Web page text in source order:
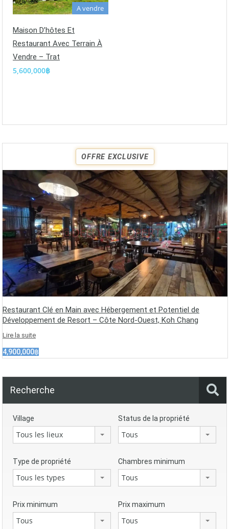
A vendre
Maison D’hôtes Et
Restaurant Avec Terrain À
Vendre – Trat
5,600,000฿
OFFRE EXCLUSIVE
Restaurant Clé en Main avec Hébergement et Potentiel de
Développement de Resort – Côte Nord-Ouest, Koh Chang
Lire la suite
4,900,000฿
Recherche
Village
Tous les lieux
Status de la propriété
Tous
Type de propriété
Tous les types
Chambres minimum
Tous
Prix minimum
Tous
Prix maximum
Tous